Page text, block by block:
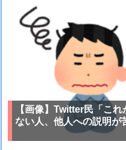
【画像】Twitter民「これ
ない人、他人への説明が